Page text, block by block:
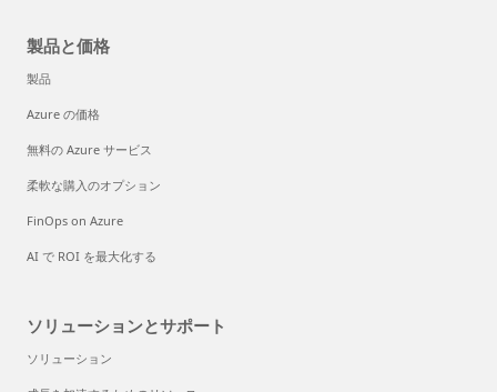
製品と価格
製品
Azure の価格
無料の Azure サービス
柔軟な購入のオプション
FinOps on Azure
AI で ROI を最大化する
ソリューションとサポート
ソリューション